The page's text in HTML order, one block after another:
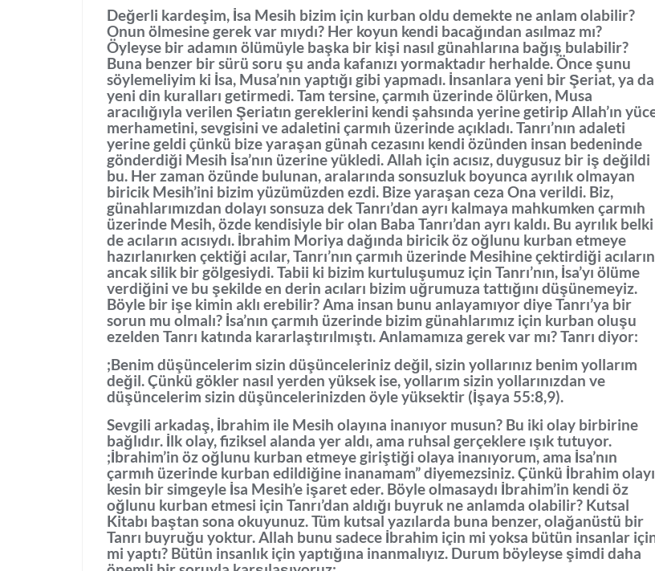
Değerli kardeşim, İsa Mesih bizim için kurban oldu demekte ne anlam olabilir?
Onun ölmesine gerek var mıydı? Her koyun kendi bacağından asılmaz mı?
Öyleyse bir adamın ölümüyle başka bir kişi nasıl günahlarına bağış bulabilir?
Buna benzer bir sürü soru şu anda kafanızı yormaktadır herhalde. Önce şunu
söylemeliyim ki İsa, Musa’nın yaptığı gibi yapmadı. İnsanlara yeni bir Şeriat, ya da
yeni din kuralları getirmedi. Tam tersine, çarmıh üzerinde ölürken, Musa
aracılığıyla verilen Şeriatın gereklerini kendi şahsında yerine getirip Allah’ın
merhametini, sevgisini ve adaletini çarmıh üzerinde açıkladı. Tanrı’nın adaleti
yerine geldi çünkü bize yaraşan günah cezasını kendi özünden insan bedeninde
gönderdiği Mesih İsa’nın üzerine yükledi. Allah için acısız, duygusuz bir iş değildi
bu. Her zaman özünde bulunan, aralarında sonsuzluk boyunca ayrılık olmayan
biricik Mesih’ini bizim yüzümüzden ezdi. Bize yaraşan ceza Ona verildi. Biz,
günahlarımızdan dolayı sonsuza dek Tanrı’dan ayrı kalmaya mahkumken çarmıh
üzerinde Mesih, özde kendisiyle bir olan Baba Tanrı’dan ayrı kaldı. Bu ayrılık belki
de acıların acısıydı. İbrahim Moriya dağında biricik öz oğlunu kurban etmeye
hazırlanırken çektiği acılar, Tanrı’nın çarmıh üzerinde Mesihine çektirdiği acıların
ancak silik bir gölgesiydi. Tabii ki bizim kurtuluşumuz için Tanrı’nın, İsa’yı ölüme
verdiğini ve bu şekilde en derin acıları bizim uğrumuza tattığını düşünemeyiz.
Böyle bir işe kimin aklı erebilir? Ama insan bunu anlayamıyor diye Tanrı’ya bir
sorun mu olmalı? İsa’nın çarmıh üzerinde bizim günahlarımız için kurban oluşu
ezelden Tanrı katında kararlaştırılmıştı. Anlamamıza gerek var mı? Tanrı diyor:
;Benim düşüncelerim sizin düşünceleriniz değil, sizin yollarınız benim yollarım
değil. Çünkü gökler nasıl yerden yüksek ise, yollarım sizin yollarınızdan ve
düşüncelerim sizin düşüncelerinizden öyle yüksektir (İşaya 55:8,9).
Sevgili arkadaş, İbrahim ile Mesih olayına inanıyor musun? Bu iki olay birbirine
bağlıdır. İlk olay, fiziksel alanda yer aldı, ama ruhsal gerçeklere ışık tutuyor.
;İbrahim’in öz oğlunu kurban etmeye giriştiği olaya inanıyorum, ama İsa’nın
çarmıh üzerinde kurban edildiğine inanamam” diyemezsiniz. Çünkü İbrahim olayı
kesin bir simgeyle İsa Mesih’e işaret eder. Böyle olmasaydı İbrahim’in kendi öz
oğlunu kurban etmesi için Tanrı’dan aldığı buyruk ne anlamda olabilir? Kutsal
Kitabı baştan sona okuyunuz. Tüm kutsal yazılarda buna benzer, olağanüstü bir
Tanrı buyruğu yoktur. Allah bunu sadece İbrahim için mi yoksa bütün insanlar
mi yaptı? Bütün insanlık için yaptığına inanmalıyız. Durum böyleyse şimdi daha